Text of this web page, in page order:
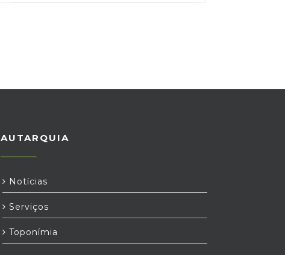
AUTARQUIA
Notícias
Serviços
Toponímia